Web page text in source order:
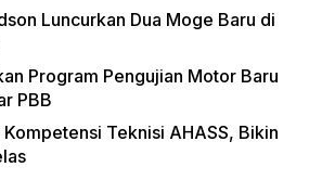
Luncurkan Dua Moge Baru di
Program Pengujian Motor Baru
PBB
Kompetensi Teknisi AHASS, Bikin